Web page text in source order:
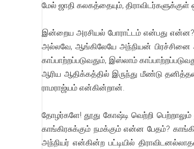
மேல் ஜாதி கலகத்தையும்,
இன்றைய அரசியல் போராட்டம் என்பது என்ன?
அல்லவே, ஆங்கிலேயே அந்நியன் பிரச்சினை
காப்பாற்றப்படுவதும், இஸ்லாம்
ஆரிய ஆதிக்கத்தில் இருந்து மீண்டு
ராமராஜ்யம் என்கின்றான்.
தோழர்களே! தூது கோஷ்டி வெற்றி
காங்கிரசுக்கும் நமக்கும் என்ன பேதம்?
அந்நியர் என்கின்ற பட்டியில்